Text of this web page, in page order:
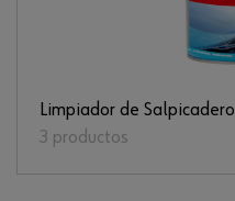
Limpiador de Salpicadero
3 productos